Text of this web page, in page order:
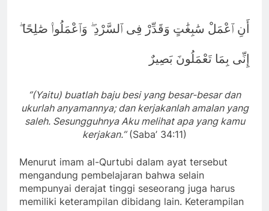
أَنِ ٱعْمَلْ سَٰبِغَٰتٍ وَقَدِّرْ فِى ٱلسَّرْدِ ۖ وَٱعْمَلُوا۟ صَٰلِحًا ۖ
إِنِّى بِمَا تَعْمَلُونَ بَصِيرٌ
‘’(Yaitu) buatlah baju besi yang besar-besar dan
ukurlah anyamannya; dan kerjakanlah amalan yang
saleh. Sesungguhnya Aku melihat apa yang kamu
kerjakan.’’(Saba’ 34:11)
Menurut imam al-Qurtubi dalam ayat tersebut
mengandung pembelajaran bahwa selain
mempunyai derajat tinggi seseorang juga harus
memiliki keterampilan dibidang lain. Keterampilan